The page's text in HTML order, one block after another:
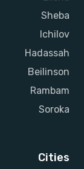
Sheba
Ichilov
Hadassah
Beilinson
Rambam
Soroka
Cities